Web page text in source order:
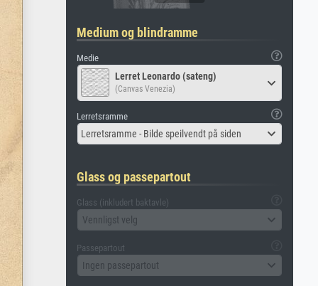
Medium og blindramme
Medie
Lerret Leonardo (sateng)
(Canvas Venezia)
Lerretsramme
Lerretsramme - Bilde speilvendt på siden
Glass og passepartout
Glass (inkludert baktavle)
Vennligst velg
Passepartout
Ingen passepartout